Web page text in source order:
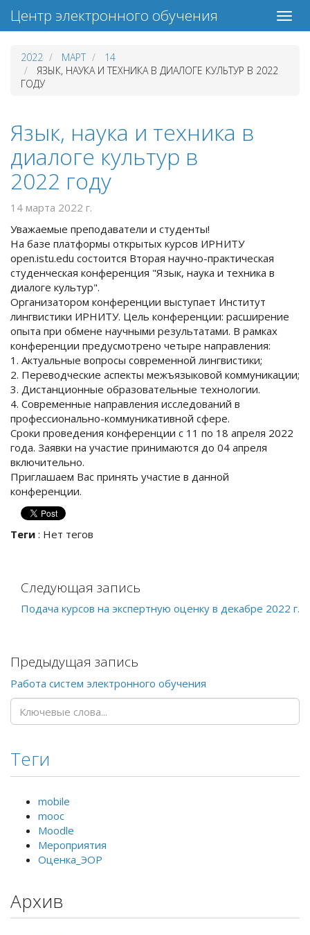
Центр электронного обучения
2022 МАРТ
14
ЯЗЫК, НАУКА И ТЕХНИКА В ДИАЛОГЕ КУЛЬТУР В 2022
ГОДУ
Язык, наука и техника в
диалоге культур в
2022 году
14 марта 2022 г.
Уважаемые преподаватели и студенты!
На базе платформы открытых курсов ИРНИТУ
open.istu.edu состоится Вторая научно-практическая
студенческая конференция "Язык, наука и техника в
диалоге культур".
Организатором конференции выступает Институт
лингвистики ИРНИТУ. Цель конференции: расширение
опыта при обмене научными результатами. В рамках
конференции предусмотрено четыре направления:
1. Актуальные вопросы современной лингвистики;
2. Переводческие аспекты межъязыковой коммуникации;
3. Дистанционные образовательные технологии.
4. Современные направления исследований в
профессионально-коммуникативной сфере.
Сроки проведения конференции с 11 по 18 апреля 2022
года. Заявки на участие принимаются до 04 апреля
включительно.
Приглашаем Вас принять участие в данной
конференции.
Теги : Нет тегов
Следующая запись
Подача курсов на экспертную оценку в декабре 2022 г.
Предыдущая запись
Работа систем электронного обучения
Теги
mobile
mooc
Moodle
Мероприятия
Оценка_ЭОР
Архив